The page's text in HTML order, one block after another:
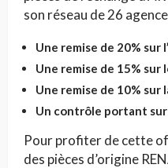
son réseau de 26
Une remise de 20% sur
Une remise de 15% sur
Une remise de 10% sur
Un contrôle portant
Pour profiter de cette
des pièces d’origine